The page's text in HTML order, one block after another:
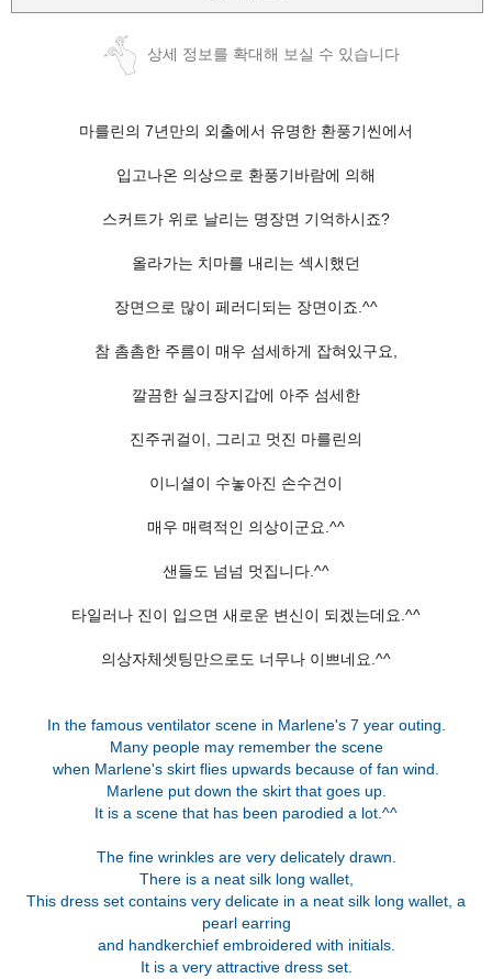
상세 정보를 확대해 보실 수 있습니다
마를린의 7년만의 외출에서 유명한 환풍기씬에서
입고나온 의상으로 환풍기바람에 의해
스커트가 위로 날리는 명장면 기억하시죠?
올라가는 치마를 내리는 섹시했던
장면으로 많이 페러디되는 장면이죠.^^
참 촘촘한 주름이 매우 섬세하게 잡혀있구요,
깔끔한 실크장지갑에 아주 섬세한
진주귀걸이, 그리고 멋진 마를린의
이니셜이 수놓아진 손수건이
매우 매력적인 의상이군요.^^
샌들도 넘넘 멋집니다.^^
타일러나 진이 입으면 새로운 변신이 되겠는데요.^^
의상자체셋팅만으로도 너무나 이쁘네요.^^
In the famous ventilator scene in Marlene's 7 year outing.
Many people may remember the scene
when Marlene's skirt flies upwards because of fan wind.
Marlene put down the skirt that goes up.
It is a scene that has been parodied a lot.^^
The fine wrinkles are very delicately drawn.
There is a neat silk long wallet,
This dress set contains very delicate in a neat silk long wallet, a
pearl earring
and handkerchief embroidered with initials.
It is a very attractive dress set.